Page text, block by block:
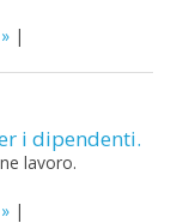
|
i dipendenti.
lavoro.
|